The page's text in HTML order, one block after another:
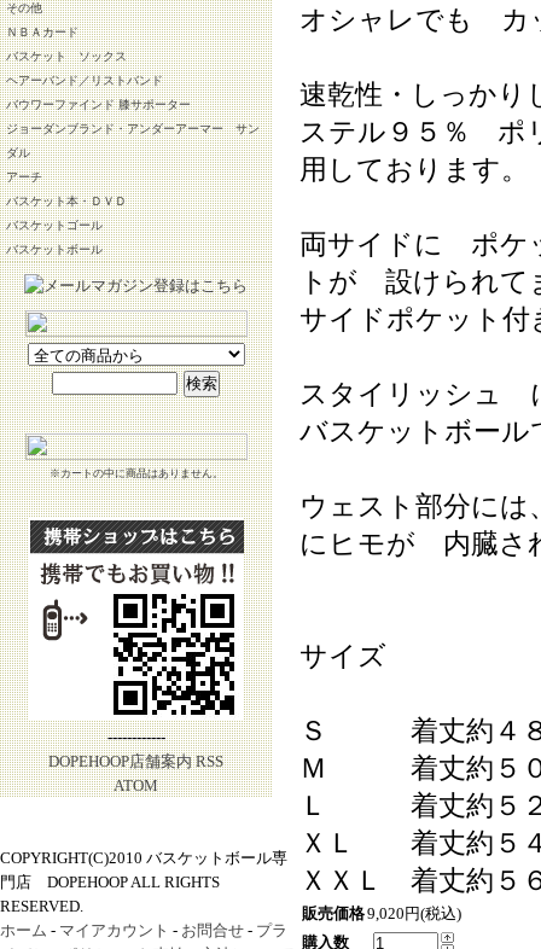
その他
ＮＢＡカード
バスケット ソックス
ヘアーバンド／リストバンド
バウワーファインド 膝サポーター
ジョーダンブランド・アンダーアーマー サン
ダル
アーチ
バスケット本・ＤＶＤ
バスケットゴール
バスケットボール
※カートの中に商品はありません。
------------
DOPEHOOP店舗案内 RSS
ATOM
オシャレでも カ
速乾性・しっか
ステル９５％ ポ
用しております。
両サイドに ポ
トが 設けられて
サイドポケット付
スタイリッシュ
バスケットボー
ウェスト部分に
にヒモが 内臓さ
サイズ
Ｓ 着丈約４８
Ｍ 着丈約５０
Ｌ 着丈約５２
ＸＬ 着丈約５４
ＸＸＬ 着丈約５
販売価格9,020円(税込)
購入数
COPYRIGHT(C)2010 バスケットボール専
門店 DOPEHOOP ALL RIGHTS
RESERVED.
ホーム - マイアカウント - お問合せ - プラ